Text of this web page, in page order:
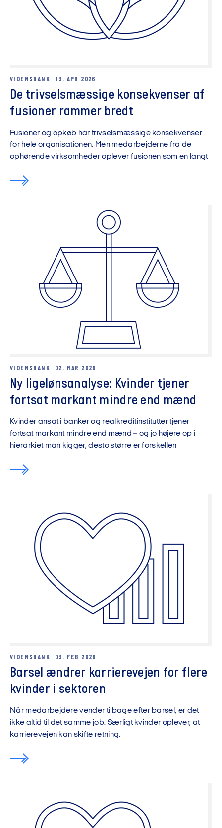
VIDENSBANK 13. APR 2026
De trivselsmæssige konsekvenser af
fusioner rammer bredt
Fusioner og opkøb har trivselsmæssige konsekvenser
for hele organisationen. Men medarbejderne fra de
ophørende virksomheder oplever fusionen som en langt
VIDENSBANK 02. MAR 2026
Ny ligelønsanalyse: Kvinder tjener
fortsat markant mindre end mænd
Kvinder ansat i banker og realkreditinstitutter tjener
fortsat markant mindre end mænd – og jo højere op i
hierarkiet man kigger, desto større er forskellen
VIDENSBANK 03. FEB 2026
Barsel ændrer karrierevejen for flere
kvinder i sektoren
Når medarbejdere vender tilbage efter barsel, er det
ikke altid til det samme job. Særligt kvinder oplever, at
karrierevejen kan skifte retning.